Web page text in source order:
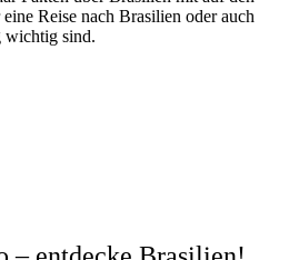
Reise nach Brasilien oder auch
wichtig sind.